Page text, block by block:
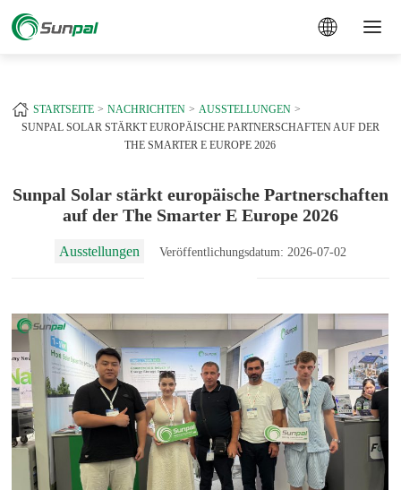
STARTSEITE NACHRICHTEN
AUSSTELLUNGEN
SUNPAL SOLAR STÄRKT EUROPÄISCHE PARTNERSCHAFTEN AUF DER
THE SMARTER E EUROPE 2026
Sunpal Solar stärkt europäische Partnerschaften
auf der The Smarter E Europe 2026
Ausstellungen Veröffentlichungsdatum: 2026-07-02